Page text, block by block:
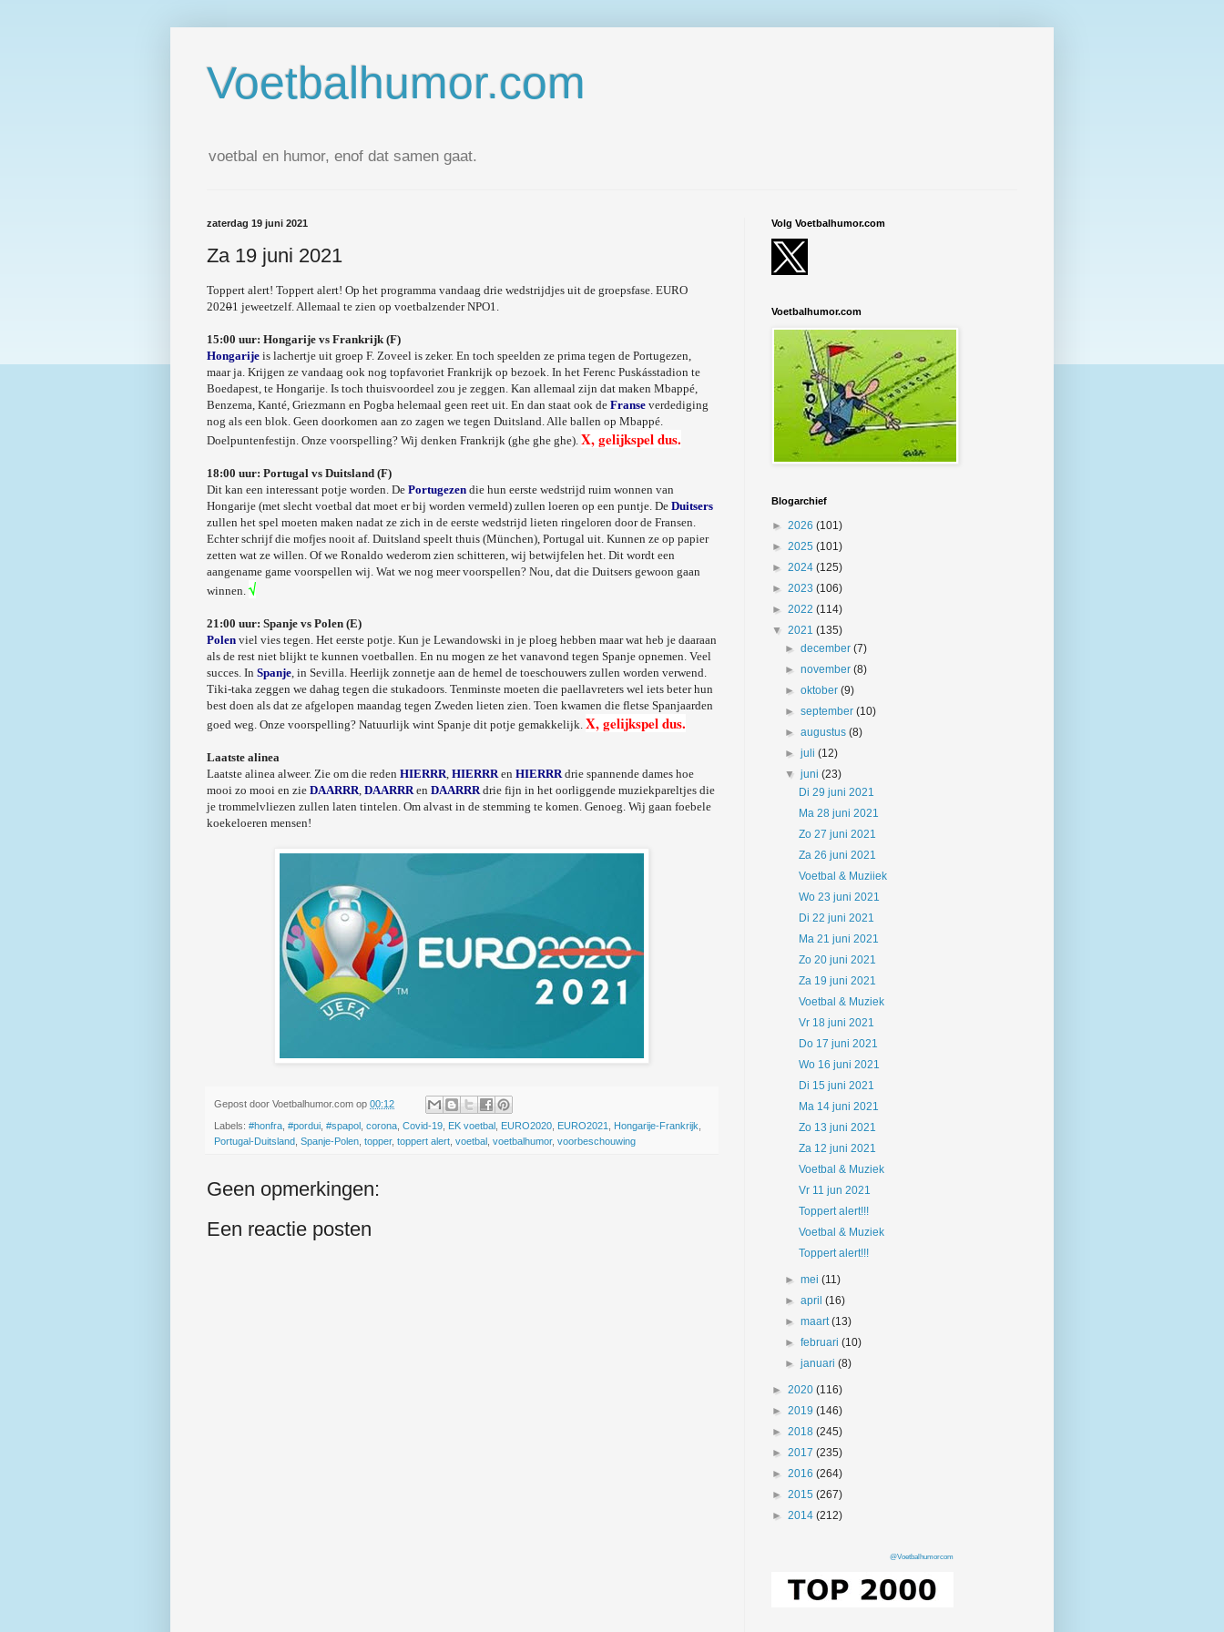
Voetbalhumor.com
voetbal en humor, enof dat samen gaat.
zaterdag 19 juni 2021
Za 19 juni 2021
Toppert alert! Toppert alert! Op het programma vandaag drie wedstrijdjes uit de groepsfase. EURO
20201 jeweetzelf. Allemaal te zien op voetbalzender NPO1.
15:00 uur: Hongarije vs Frankrijk (F)
Hongarije is lachertje uit groep F. Zoveel is zeker. En toch speelden ze prima tegen de Portugezen,
maar ja. Krijgen ze vandaag ook nog topfavoriet Frankrijk op bezoek. In het Ferenc Puskásstadion te
Boedapest, te Hongarije. Is toch thuisvoordeel zou je zeggen. Kan allemaal zijn dat maken Mbappé,
Benzema, Kanté, Griezmann en Pogba helemaal geen reet uit. En dan staat ook de Franse verdediging
nog als een blok. Geen doorkomen aan zo zagen we tegen Duitsland. Alle ballen op Mbappé.
Doelpuntenfestijn. Onze voorspelling? Wij denken Frankrijk (ghe ghe ghe). X, gelijkspel dus.
18:00 uur: Portugal vs Duitsland (F)
Dit kan een interessant potje worden. De Portugezen die hun eerste wedstrijd ruim wonnen van
Hongarije (met slecht voetbal dat moet er bij worden vermeld) zullen loeren op een puntje. De Duitsers
zullen het spel moeten maken nadat ze zich in de eerste wedstrijd lieten ringeloren door de Fransen.
Echter schrijf die mofjes nooit af. Duitsland speelt thuis (München), Portugal uit. Kunnen ze op papier
zetten wat ze willen. Of we Ronaldo wederom zien schitteren, wij betwijfelen het. Dit wordt een
aangename game voorspellen wij. Wat we nog meer voorspellen? Nou, dat die Duitsers gewoon gaan
winnen. √
21:00 uur: Spanje vs Polen (E)
Polen viel vies tegen. Het eerste potje. Kun je Lewandowski in je ploeg hebben maar wat heb je daaraan
als de rest niet blijkt te kunnen voetballen. En nu mogen ze het vanavond tegen Spanje opnemen. Veel
succes. In Spanje, in Sevilla. Heerlijk zonnetje aan de hemel de toeschouwers zullen worden verwend.
Tiki-taka zeggen we dahag tegen die stukadoors. Tenminste moeten die paellavreters wel iets beter hun
best doen als dat ze afgelopen maandag tegen Zweden lieten zien. Toen kwamen die fletse Spanjaarden
goed weg. Onze voorspelling? Natuurlijk wint Spanje dit potje gemakkelijk. X, gelijkspel dus.
Laatste alinea
Laatste alinea alweer. Zie om die reden HIERRR, HIERRRen HIERRRdrie spannende dames hoe
mooi zo mooi en zie DAARRR, DAARRRen DAARRRdrie fijn in het oorliggende muziekpareltjes die
je trommelvliezen zullen laten tintelen. Om alvast in de stemming te komen. Genoeg. Wij gaan foebele
koekeloeren mensen!
Gepost door Voetbalhumor.com op 00:12
Labels: #honfra, #pordui, #spapol , corona, Covid-19, EK voetbal , EURO2020, EURO2021, Hongarije-Frankrijk,
Portugal-Duitsland, Spanje-Polen, topper, toppert alert, voetbal , voetbalhumor, voorbeschouwing
Geen opmerkingen:
Een reactie posten
Volg Voetbalhumor.com
Voetbalhumor.com
Blogarchief
► 2026 (101)
► 2025 (101)
► 2024 (125)
► 2023 (106)
► 2022 (114)
▼ 2021 (135)
►december(7)
►november(8)
►oktober(9)
►september(10)
►augustus(8)
►juli(12)
▼juni(23)
Di 29 juni 2021
Ma 28 juni 2021
Zo 27 juni 2021
Za 26 juni 2021
Voetbal & Muziiek
Wo 23 juni 2021
Di 22 juni 2021
Ma 21 juni 2021
Zo 20 juni 2021
Za 19 juni 2021
Voetbal & Muziek
Vr 18 juni 2021
Do 17 juni 2021
Wo 16 juni 2021
Di 15 juni 2021
Ma 14 juni 2021
Zo 13 juni 2021
Za 12 juni 2021
Voetbal & Muziek
Vr 11 jun 2021
Toppert alert!!!
Voetbal & Muziek
Toppert alert!!!
►mei(11)
►april(16)
►maart(13)
►februari(10)
►januari(8)
► 2020 (116)
► 2019 (146)
► 2018 (245)
► 2017 (235)
► 2016 (264)
► 2015 (267)
► 2014 (212)
@Voetbalhumorcom